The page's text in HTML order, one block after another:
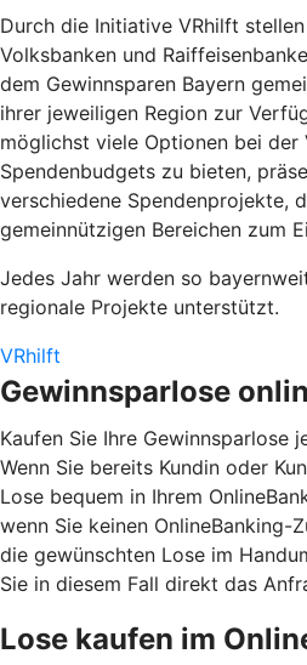
Durch die Initiative VRhilft
Volksbanken und
dem Gewinnsparen Bayern
ihrer jeweiligen Region zur
möglichst viele Optionen bei der
Spendenbudgets zu bieten,
verschiedene Spendenprojekte,
gemeinnützigen Bereichen zum
Jedes Jahr werden so
regionale Projekte unterstützt.
VRhilft
Gewinnsparlose
Kaufen Sie Ihre Gewinnsparlose
Wenn Sie bereits Kundin oder
Lose bequem in Ihrem
wenn Sie keinen OnlineBanking-
die gewünschten Lose im
Sie in diesem Fall direkt das
Lose kaufen im